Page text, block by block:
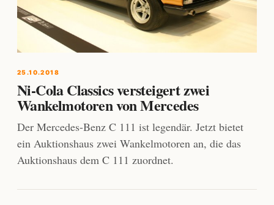
25.10.2018
Ni-Cola Classics versteigert zwei
Wankelmotoren von Mercedes
Der Mercedes-Benz C 111 ist legendär. Jetzt bietet
ein Auktionshaus zwei Wankelmotoren an, die das
Auktionshaus dem C 111 zuordnet.